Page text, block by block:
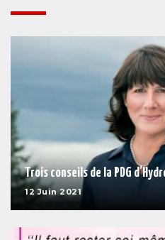
Trois conseils de la PDG
12 Juin 2021